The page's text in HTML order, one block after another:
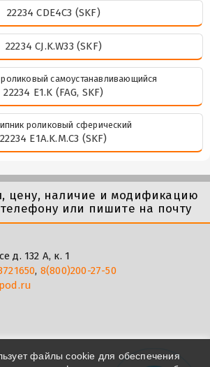
22234 CDE4C3 (SKF)
22234 CJ.K.W33 (SKF)
самоустанавливающийся
22234 E1.K (FAG, SKF)
роликовый сферический
22234 E1A.K.M.C3 (SKF)
цену, наличие и модификацию
или пишите на почту
д. 132 А, к. 1
, 8(800)200-27-50
файлы cookie для обеспечения